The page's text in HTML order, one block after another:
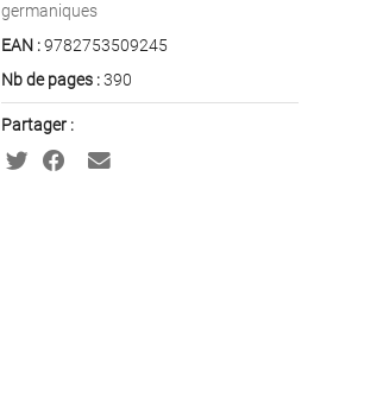
germaniques
EAN :9782753509245
Nb de pages :390
Partager :